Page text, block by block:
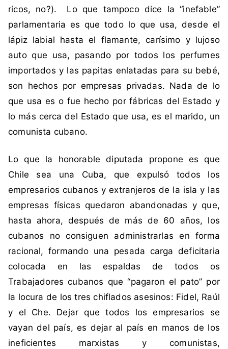
l
,
N
u
e
v
C
o
n
t
i
c
i
ó
n
a
r
t
i
d
ricos, no?). Lo que tampoco dice la “inefable”
parlamentaria es que todo lo que usa, desde el
lápiz labial hasta el flamante, carísimo y lujoso
auto que usa, pasando por todos los perfumes
importados y las papitas enlatadas para su bebé,
son hechos por empresas privadas. Nada de lo
que usa es o fue hecho por fábricas del Estado y
lo más cerca del Estado que usa, es el marido, un
comunista cubano.
Lo que la honorable diputada propone es que
Chile sea una Cuba, que expulsó todos los
empresarios cubanos y extranjeros de la isla y las
empresas físicas quedaron abandonadas y que,
hasta ahora, después de más de 60 años, los
cubanos no consiguen administrarlas en forma
racional, formando una pesada carga deficitaria
colocada en las espaldas de todos os
Trabajadores cubanos que “pagaron el pato” por
la locura de los tres chiflados asesinos: Fidel, Raúl
y el Che. Dejar que todos los empresarios se
vayan del país, es dejar al país en manos de los
ineficientes marxistas y comunistas,